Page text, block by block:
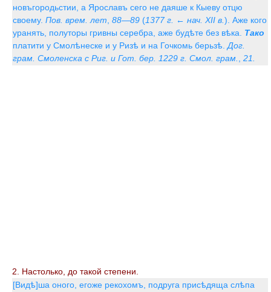
новъгородьстии, а Ярославъ сего не даяше к Кыеву отцю
своему. Пов. врем. лет 88—89 (1377 г. ← нач. XII в. ). Аже кого
уранять, полуторы гривны серебра, аже будѣте без вѣка. Тако
платити у Смолѣнеске и у Ризѣ и на Гочкомь берьзѣ. Дог.
грам. Смоленска с Риг. и Гот. бер. 1229 г. Смол. грам.
21.
2. Настолько, до такой степени.
[Видѣ]ша оного, егоже рекохомъ, подруга присѣдяща слѣпа